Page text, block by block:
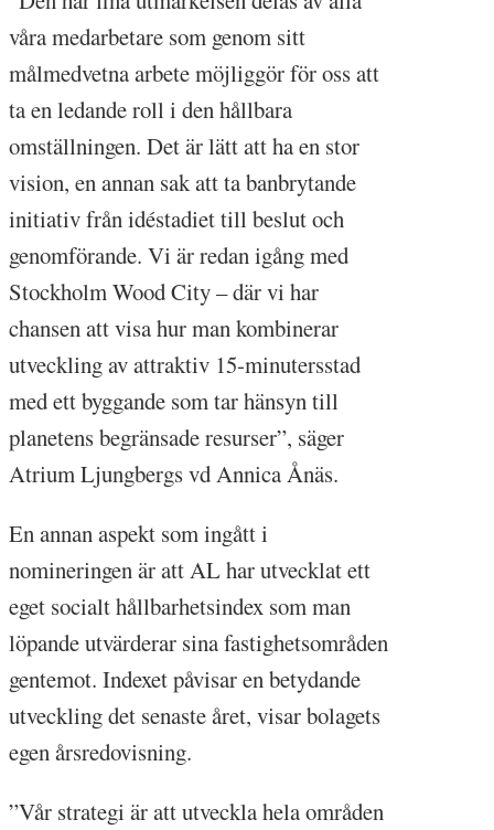
våra medarbetare som genom sitt
målmedvetna arbete möjliggör för oss att
ta en ledande roll i den hållbara
omställningen. Det är lätt att ha en stor
vision, en annan sak att ta banbrytande
initiativ från idéstadiet till beslut och
genomförande. Vi är redan igång med
Stockholm Wood City – där vi har
chansen att visa hur man kombinerar
utveckling av attraktiv 15-minutersstad
med ett byggande som tar hänsyn till
planetens begränsade resurser”, säger
Atrium Ljungbergs vd Annica Ånäs.
En annan aspekt som ingått i
nomineringen är att AL har utvecklat ett
eget socialt hållbarhetsindex som man
löpande utvärderar sina fastighetsområden
gentemot. Indexet påvisar en betydande
utveckling det senaste året, visar bolagets
egen årsredovisning.
”Vår strategi är att utveckla hela områden